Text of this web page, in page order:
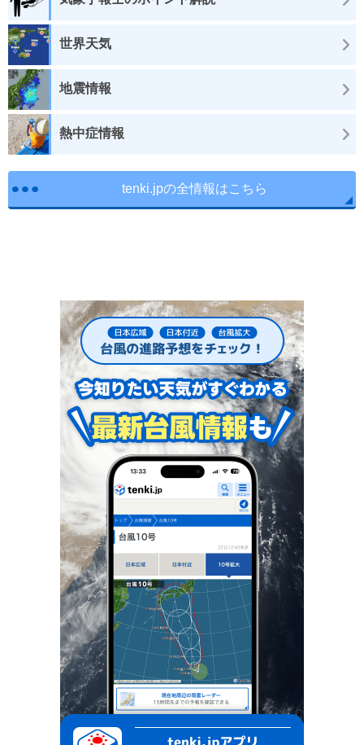
世界天気
地震情報
熱中症情報
tenki.jpの全情報はこちら